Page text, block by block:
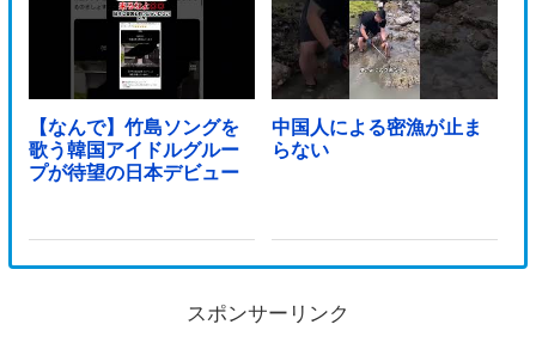
【なんで】竹島ソングを
歌う韓国アイドルグルー
プが待望の日本デビュー
中国人による密漁が止ま
らない
スポンサーリンク